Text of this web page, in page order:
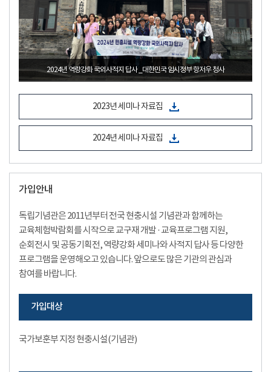
2024년 역량강화 국외사적지 답사 _대한민국 임시정부 항저우 청사
2023년 세미나 자료집
2024년 세미나 자료집
가입안내
독립기념관은 2011년부터 전국 현충시설 기념관과 함께하는
교육체험박람회를 시작으로 교구재 개발 · 교육프로그램 지원,
순회전시 및 공동기획전, 역량강화 세미나와 사적지 답사 등 다양한
프로그램을 운영해오고 있습니다. 앞으로도 많은 기관의 관심과
참여를 바랍니다.
가입대상
국가보훈부 지정 현충시설(기념관)